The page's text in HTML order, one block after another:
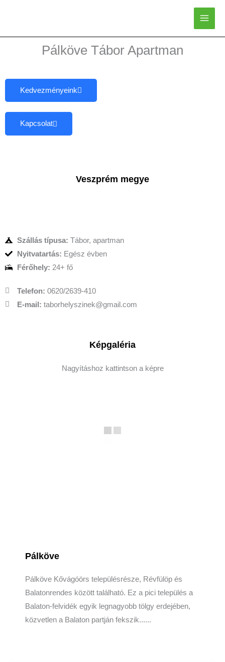
Pálköve Tábor Apartman
Kedvezményeink
Kapcsolat
Veszprém megye
Szállás típusa: Tábor, apartman
Nyitvatartás: Egész évben
Férőhely: 24+ fő
Telefon: 0620/2639-410
E-mail: taborhelyszinek@gmail.com
Képgaléria
Nagyításhoz kattintson a képre
Pálköve
Pálköve Kővágóörs településrésze, Révfülöp és
Balatonrendes között található. Ez a pici település a
Balaton-felvidék egyik legnagyobb tölgy erdejében,
közvetlen a Balaton partján fekszik......